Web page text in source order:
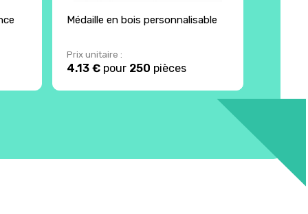
Médaille en bois personnalisable
Prix unitaire :
4.13 € pour 250 pièces